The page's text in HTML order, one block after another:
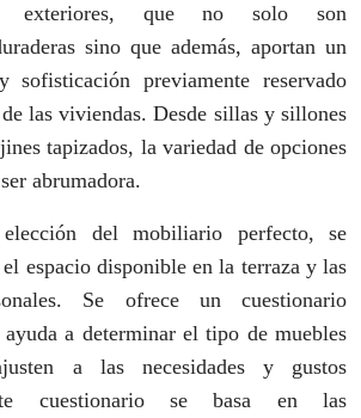
exteriores, que no solo son
sino que además, aportan un
previamente reservado
las viviendas. Desde sillas y sillones
tapizados, la variedad de opciones
abrumadora.
del mobiliario perfecto, se
espacio disponible en la terraza y las
Se ofrece un cuestionario
ayuda a determinar el tipo de muebles
a las necesidades y gustos
cuestionario se basa en las